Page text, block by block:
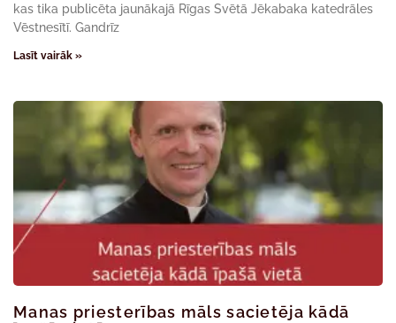
kas tika publicēta jaunākajā Rīgas Svētā Jēkabaka katedrāles
Vēstnesītī. Gandrīz
Lasīt vairāk »
Manas priesterības māls sacietēja kādā